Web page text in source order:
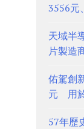
3556元
天域半
片製造
佑駕創
元 用
57年歷